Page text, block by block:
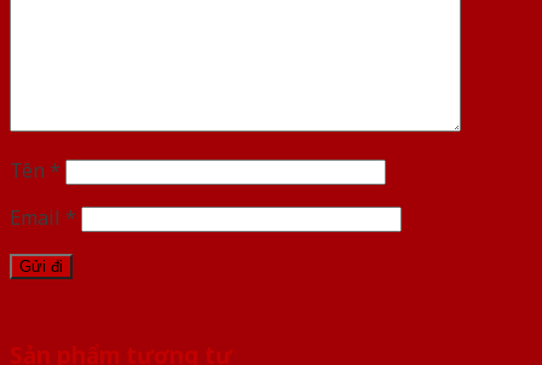
Tên *
Email *
Sản phẩm tương tự